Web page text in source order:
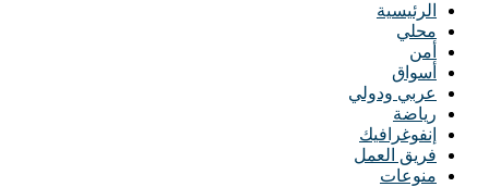
الرئيسية
محلي
أمن
أسواق
عربي ودولي
رياضة
إنفوغرافيك
فريق العمل
منوعات